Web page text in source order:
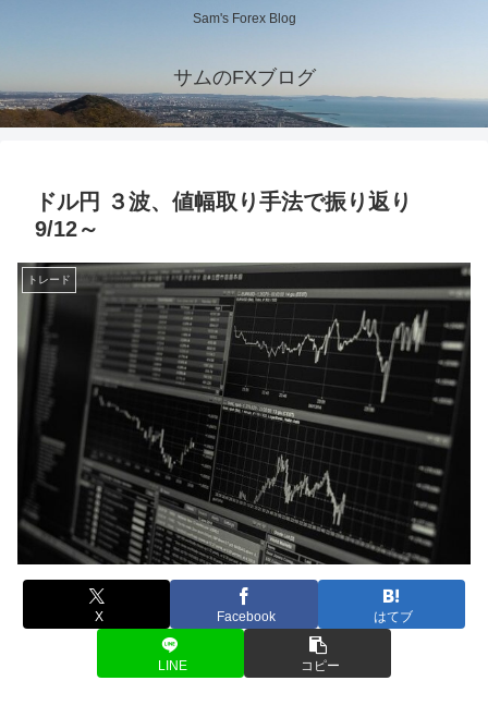
Sam's Forex Blog
サムのFXブログ
ドル円 ３波、値幅取り手法で振り返り
9/12～
トレード
X Facebook はてブ
LINE コピー